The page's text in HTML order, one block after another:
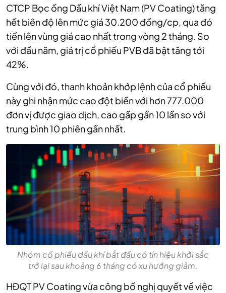
CTCP Bọc ống Dầu khí Việt Nam (PV Coating) tăng
hết biên độ lên mức giá 30.200 đồng/cp, qua đó
tiến lên vùng giá cao nhất trong vòng 2 tháng. So
với đầu năm, giá trị cổ phiếu PVB đã bật tăng tới
42%.
Cùng với đó, thanh khoản khớp lệnh của cổ phiếu
này ghi nhận mức cao đột biến với hơn 777.000
đơn vị được giao dịch, cao gấp gần 10 lần so với
trung bình 10 phiên gần nhất.
Nhóm cố phiếu dầu khí bắt đầu có tín hiệu khởi sắc
trở lại sau khoảng 6 tháng có xu hướng giảm.
HĐQT PV Coating vừa công bố nghị quyết về việc